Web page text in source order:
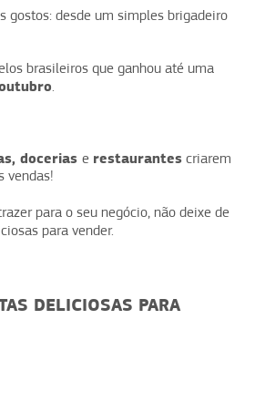
gostos: desde um simples brigadeiro
brasileiros que ganhou até uma
.
docerias e restaurantes criarem
vendas!
para o seu negócio, não deixe de
para vender.
DELICIOSAS PARA
versão no ovo de Páscoa